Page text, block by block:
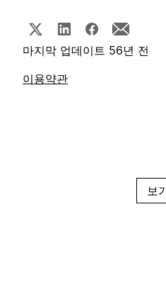
마지막 업데이트 56년 전
이용약관
보